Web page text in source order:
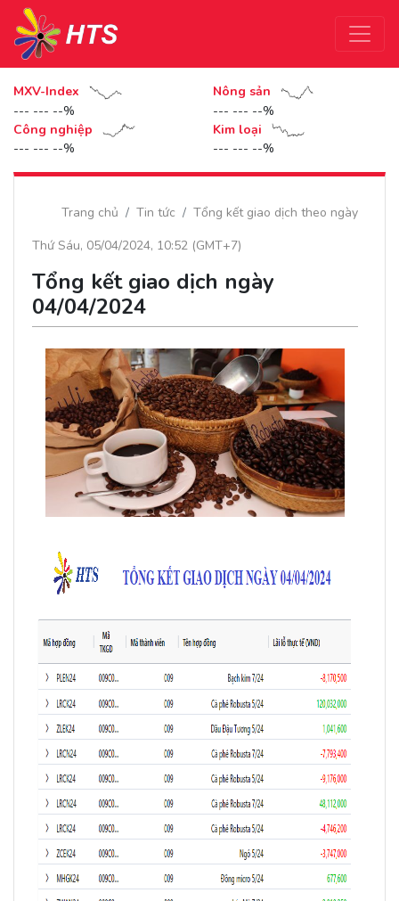
MXV-Index
--- --- --%
Nông sản
--- --- --%
Công nghiệp
--- --- --%
Kim loại
--- --- --%
Trang chủ Tin tức
Tổng kết giao dịch theo ngày
Thứ Sáu, 05/04/2024, 10:52 (GMT+7)
Tổng kết giao dịch ngày
04/04/2024